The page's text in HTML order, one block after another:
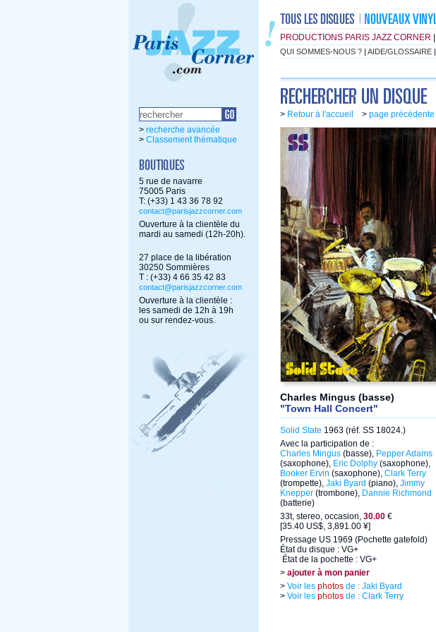
PRODUCTIONS PARIS JAZZ CORNER
QUI SOMMES-NOUS ? | AIDE/GLOSSAIRE |
> recherche avancée
> Classement thématique
5 rue de navarre
75005 Paris
T: (+33) 1 43 36 78 92
contact@parisjazzcorner.com
Ouverture à la clientèle du
mardi au samedi (12h-20h).
27 place de la libération
30250 Sommières
T : (+33) 4 66 35 42 83
contact@parisjazzcorner.com
Ouverture à la clientèle :
les samedi de 12h à 19h
ou sur rendez-vous.
> Retour à l'accueil > page précédente
Charles Mingus (basse)
"Town Hall Concert"
Solid State 1963 (réf. SS 18024.)
Avec la participation de :
Charles Mingus (basse), Pepper Adams
(saxophone), Eric Dolphy (saxophone),
Booker Ervin (saxophone), Clark Terry
(trompette), Jaki Byard (piano), Jimmy
Knepper (trombone), Dannie Richmond
(batterie)
33t, stereo, occasion, 30.00 €
[35.40 US$, 3,891.00 ¥]
Pressage US 1969 (Pochette gatefold)
État du disque : VG+
État de la pochette : VG+
> ajouter à mon panier
> Voir les photos de : Jaki Byard
> Voir les photos de : Clark Terry